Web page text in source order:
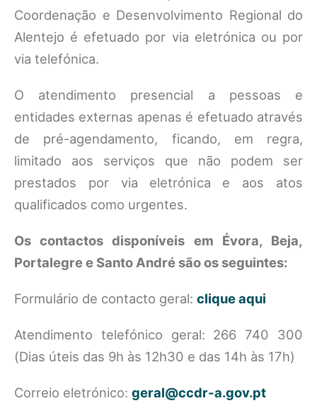
Coordenação e Desenvolvimento Regional do
Alentejo é efetuado por via eletrónica ou por
via telefónica.
O atendimento presencial a pessoas e
entidades externas apenas é efetuado através
de pré-agendamento, ficando, em regra,
limitado aos serviços que não podem ser
prestados por via eletrónica e aos atos
qualificados como urgentes.
Os contactos disponíveis em Évora, Beja,
Portalegre e Santo André são os seguintes:
Formulário de contacto geral: clique aqui
Atendimento telefónico geral: 266 740 300
(Dias úteis das 9h às 12h30 e das 14h às 17h)
Correio eletrónico: geral@ccdr-a.gov.pt